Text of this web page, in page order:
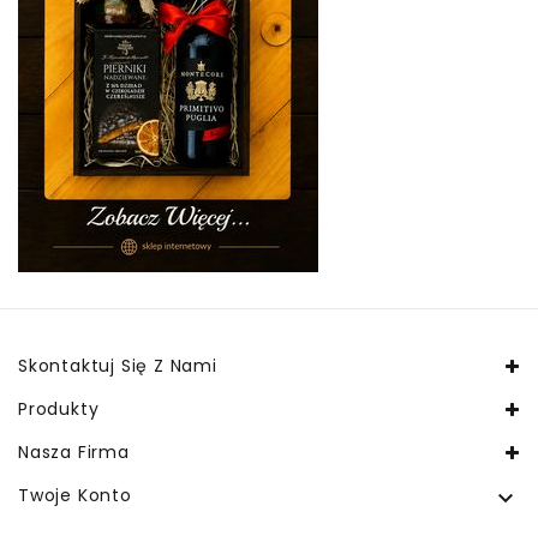
Skontaktuj Się Z Nami
Produkty
Nasza Firma
Twoje Konto
